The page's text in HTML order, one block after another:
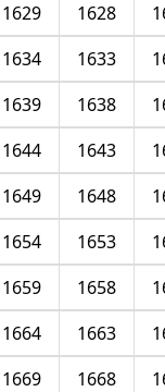
1628
1629
1633
1634
1638
1639
1643
1644
1648
1649
1653
1654
1658
1659
1663
1664
1668
1669